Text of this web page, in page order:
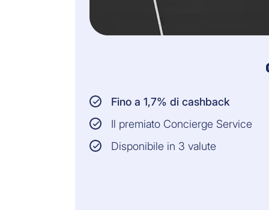
Fino a 1,7% di cashback
Il premiato Concierge Service
Disponibile in 3 valute